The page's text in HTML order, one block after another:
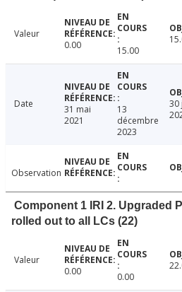
Valeur
0.00
15.00
Date
31 mai
2021
13
décembre
2023
30
Observation
Component 1 IRI 2. Upgraded
rolled out to all LCs (22)
Valeur
0.00
0.00